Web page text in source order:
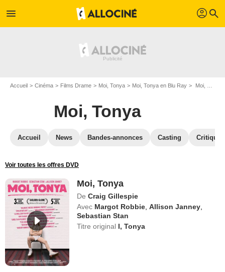
menu profil search
Accueil Cinéma Films Drame Moi, Tonya Moi, Tonya en Blu Ray Moi, Tonya
Moi, Tonya
Accueil News Bandes-annonces Casting
Voir toutes les offres DVD
Moi, Tonya
De Craig Gillespie
Avec Margot Robbie ,Allison Janney
Sebastian Stan
Titre original I, Tonya